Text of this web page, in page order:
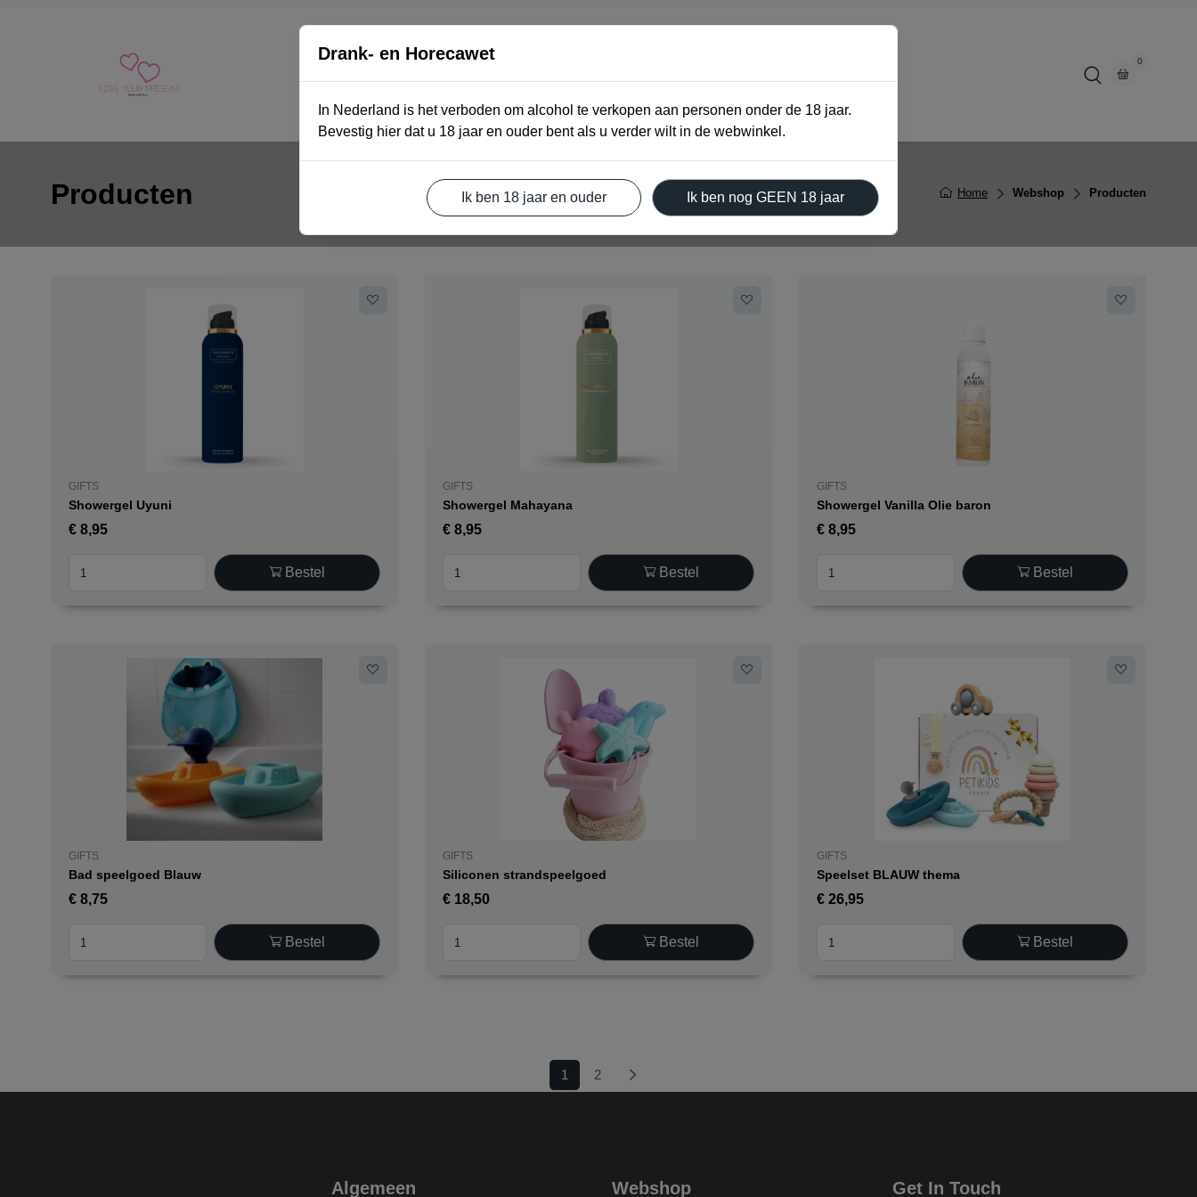
0
Home Webshop Producten
Producten
GIFTS
Showergel Uyuni
€ 8,95
Bestel
GIFTS
Showergel Mahayana
€ 8,95
Bestel
GIFTS
Showergel Vanilla Olie baron
€ 8,95
Bestel
GIFTS
Bad speelgoed Blauw
€ 8,75
Bestel
GIFTS
Siliconen strandspeelgoed
€ 18,50
Bestel
GIFTS
Speelset BLAUW thema
€ 26,95
Bestel
1 (current)
2
Algemeen Webshop Get In Touch
Drank- en Horecawet
In Nederland is het verboden om alcohol te verkopen aan personen onder de 18 jaar.
Bevestig hier dat u 18 jaar en ouder bent als u verder wilt in de webwinkel.
Ik ben 18 jaar en ouder Ik ben nog GEEN 18 jaar